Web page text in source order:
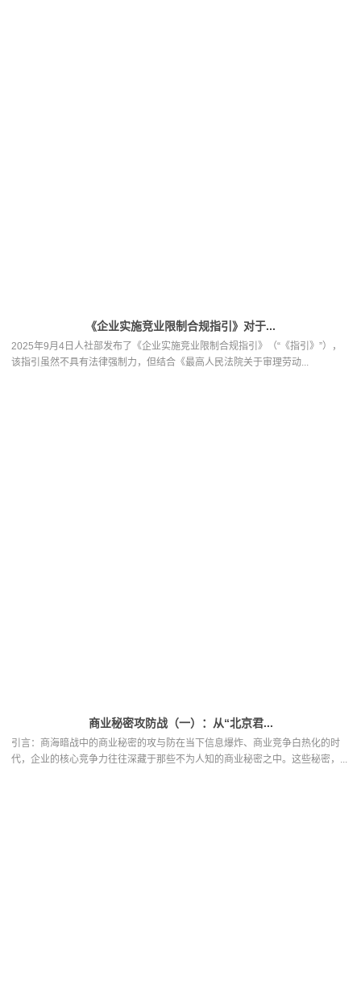
《企业实施竞业限制合规指引》对于...
2025年9月4日人社部发布了《企业实施竞业限制合规指引》（“《指引》”），
该指引虽然不具有法律强制力，但结合《最高人民法院关于审理劳动...
商业秘密攻防战（一）：从“北京君...
引言：商海暗战中的商业秘密的攻与防在当下信息爆炸、商业竞争白热化的时
代，企业的核心竞争力往往深藏于那些不为人知的商业秘密之中。这些秘密，...